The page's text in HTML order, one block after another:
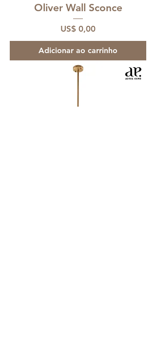
Oliver Wall Sconce
Preço
US$ 0,00
Adicionar ao carrinho